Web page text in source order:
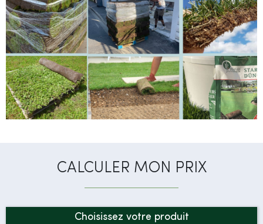
CALCULER MON PRIX
Choisissez votre produit